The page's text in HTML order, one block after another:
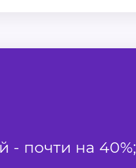
- почти на 40%;